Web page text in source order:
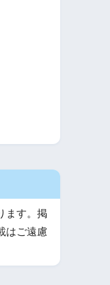
ます。掲
はご遠慮